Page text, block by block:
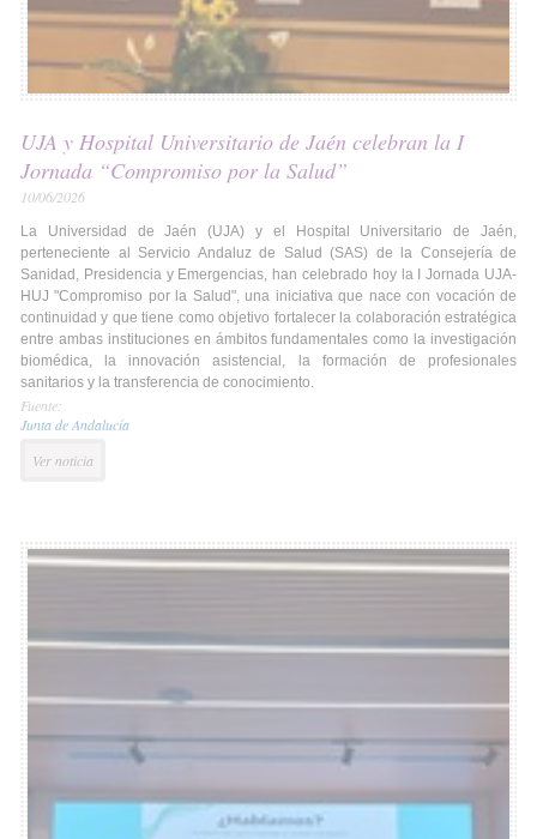
UJA y Hospital Universitario de Jaén celebran la I
Jornada “Compromiso por la Salud”
10/06/2026
La Universidad de Jaén (UJA) y el Hospital Universitario de Jaén,
perteneciente al Servicio Andaluz de Salud (SAS) de la Consejería de
Sanidad, Presidencia y Emergencias, han celebrado hoy la I Jornada UJA-
HUJ "Compromiso por la Salud", una iniciativa que nace con vocación de
continuidad y que tiene como objetivo fortalecer la colaboración estratégica
entre ambas instituciones en ámbitos fundamentales como la investigación
biomédica, la innovación asistencial, la formación de profesionales
sanitarios y la transferencia de conocimiento.
Fuente:
Junta de Andalucía
Ver noticia